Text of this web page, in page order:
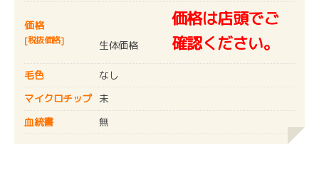
価格
[税抜価格] 生体価格
価格は店頭でご
確認ください。
毛色
なし
マイクロチップ
未
血統書
無